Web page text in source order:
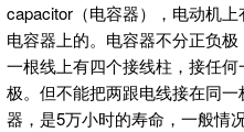
capacitor（电容器），电动机
电容器上的。电容器不分正负极
一根线上有四个接线柱，接任
极。但不能把两跟电线接在同
器，是5万小时的寿命，一般情